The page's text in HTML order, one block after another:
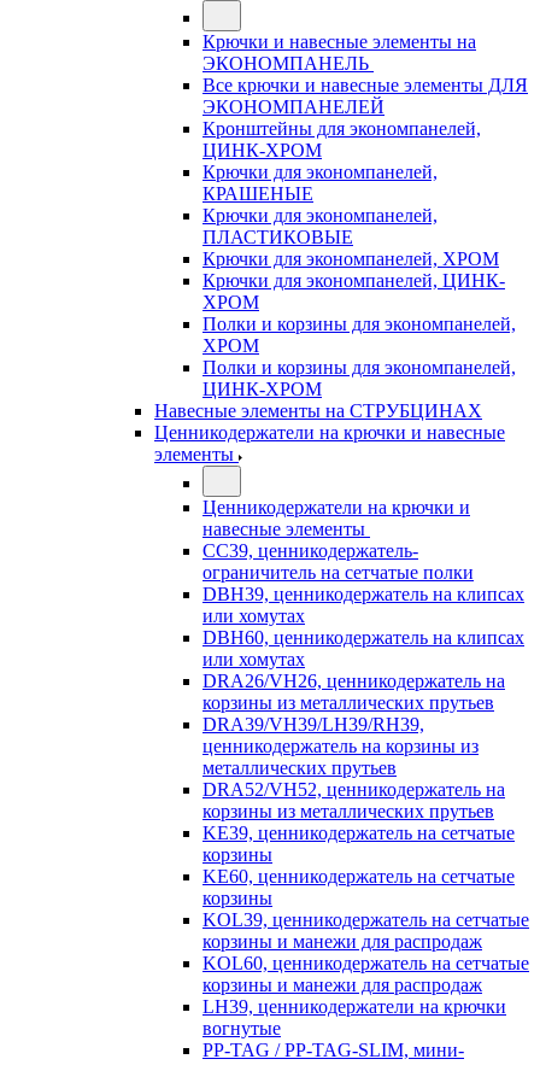
Крючки и навесные элементы на
ЭКОНОМПАНЕЛЬ
Все крючки и навесные элементы ДЛЯ
ЭКОНОМПАНЕЛЕЙ
Кронштейны для экономпанелей,
ЦИНК-ХРОМ
Крючки для экономпанелей,
КРАШЕНЫЕ
Крючки для экономпанелей,
ПЛАСТИКОВЫЕ
Крючки для экономпанелей, ХРОМ
Крючки для экономпанелей, ЦИНК-
ХРОМ
Полки и корзины для экономпанелей,
ХРОМ
Полки и корзины для экономпанелей,
ЦИНК-ХРОМ
Навесные элементы на СТРУБЦИНАХ
Ценникодержатели на крючки и навесные
элементы
Ценникодержатели на крючки и
навесные элементы
CC39, ценникодержатель-
ограничитель на сетчатые полки
DBH39, ценникодержатель на клипсах
или хомутах
DBH60, ценникодержатель на клипсах
или хомутах
DRA26/VH26, ценникодержатель на
корзины из металлических прутьев
DRA39/VH39/LH39/RH39,
ценникодержатель на корзины из
металлических прутьев
DRA52/VH52, ценникодержатель на
корзины из металлических прутьев
KE39, ценникодержатель на сетчатые
корзины
KE60, ценникодержатель на сетчатые
корзины
KOL39, ценникодержатель на сетчатые
корзины и манежи для распродаж
KOL60, ценникодержатель на сетчатые
корзины и манежи для распродаж
LH39, ценникодержатели на крючки
вогнутые
PP-TAG / PP-TAG-SLIM, мини-